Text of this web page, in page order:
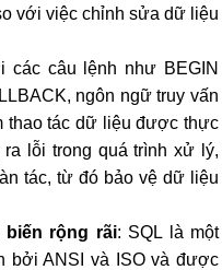
với việc chỉnh sửa dữ liệu
các câu lệnh như BEGIN
ngôn ngữ truy vấn
thao tác dữ liệu được thực
ra lỗi trong quá trình xử lý,
tác, từ đó bảo vệ dữ liệu
rộng rãi: SQL là một
bởi ANSI và ISO và được